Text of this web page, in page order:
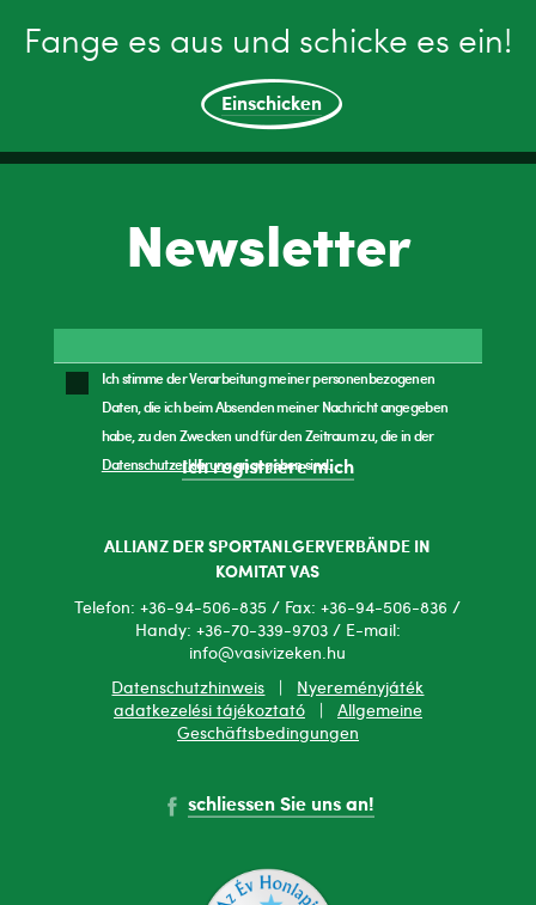
Fange es aus und schicke es ein!
Einschicken
Newsletter
Ich stimme der Verarbeitung meiner personenbezogenen
Daten, die ich beim Absenden meiner Nachricht angegeben
habe, zu den Zwecken und für den Zeitraum zu, die in der
Datenschutzerklärungangegeben sind.
Ich registriere mich
ALLIANZ DER SPORTANLGERVERBÄNDE IN
KOMITAT VAS
Telefon: +36-94-506-835 / Fax: +36-94-506-836 /
Handy: +36-70-339-9703 / E-mail:
info@vasivizeken.hu
Datenschutzhinweis
Nyereményjáték
adatkezelési tájékoztató| Allgemeine
Geschäftsbedingungen
schliessen Sie uns an!